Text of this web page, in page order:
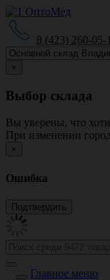
8 (423) 260-05-
×
Выбор склада
Вы уверены, что
При изменении
×
Ошибка
Главное меню